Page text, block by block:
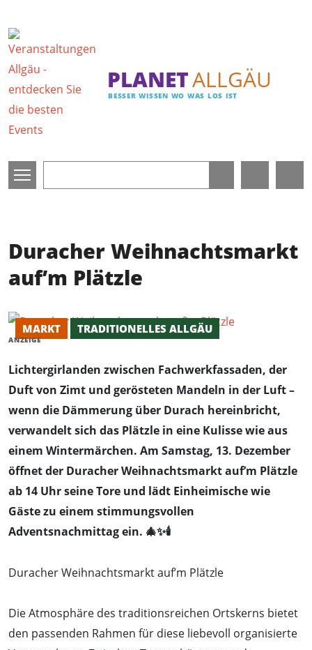
PLANETALLGÄU
BESSER WISSEN WO WAS LOS IST
Duracher Weihnachtsmarkt
auf’m Plätzle
MARKT TRADITIONELLES ALLGÄU
ANZEIGE
Lichtergirlanden zwischen Fachwerkfassaden, der
Duft von Zimt und gerösteten Mandeln in der Luft –
wenn die Dämmerung über Durach hereinbricht,
verwandelt sich das Plätzle in eine Kulisse wie aus
einem Wintermärchen. Am Samstag, 13. Dezember
öffnet der Duracher Weihnachtsmarkt auf’m Plätzle
ab 14 Uhr seine Tore und lädt Einheimische wie
Gäste zu einem stimmungsvollen
Adventsnachmittag ein. 🎄✨🕯️
Duracher Weihnachtsmarkt auf’m Plätzle
Die Atmosphäre des traditionsreichen Ortskerns bietet
den passenden Rahmen für diese liebevoll organisierte